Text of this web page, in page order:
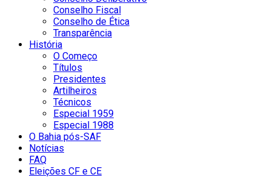
Conselho Fiscal
Conselho de Ética
Transparência
História
O Começo
Títulos
Presidentes
Artilheiros
Técnicos
Especial 1959
Especial 1988
O Bahia pós-SAF
Notícias
FAQ
Eleições CF e CE